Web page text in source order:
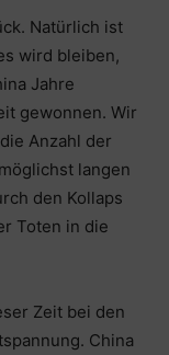
Natürlich ist
wird bleiben,
Jahre
gewonnen. Wir
Anzahl der
langen
den Kollaps
Toten in die
Zeit bei den
China